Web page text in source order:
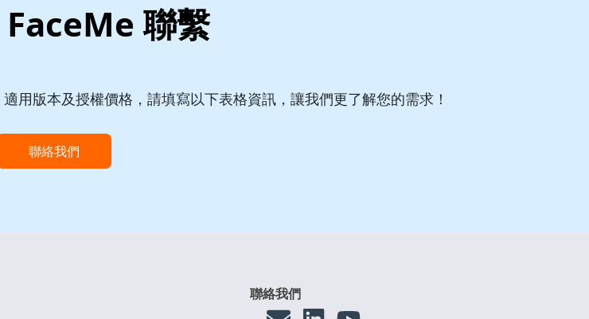
聯繫
用版本及授權價格，請填寫以下表格資訊，讓我們更了解您的需求！
聯絡我們
聯絡我們